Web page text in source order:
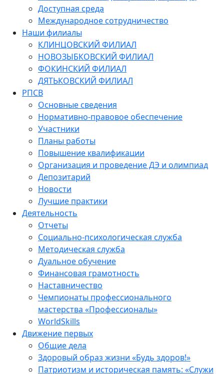
Доступная среда
Международное сотрудничество
Наши филиалы
КЛИНЦОВСКИЙ ФИЛИАЛ
НОВОЗЫБКОВСКИЙ ФИЛИАЛ
ФОКИНСКИЙ ФИЛИАЛ
ДЯТЬКОВСКИЙ ФИЛИАЛ
РПСВ
Основные сведения
Нормативно-правовое обеспечение
Участники
Планы работы
Повышение квалификации
Организация и проведение ДЭ и олимпиад
Депозитарий
Новости
Лучшие практики
Деятельность
Отчеты
Социально-психологическая служба
Методическая служба
Дуальное обучение
Финансовая грамотность
Наставничество
Чемпионаты профессионального
мастерства «Профессионалы»
WorldSkills
Движение первых
Общие дела
Здоровый образ жизни «Будь здоров!»
Патриотизм и историческая память: «Служи